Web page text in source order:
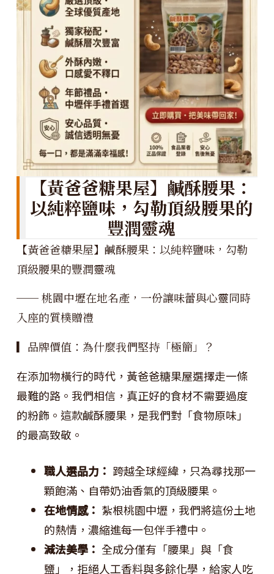
【黃爸爸糖果屋】鹹酥腰果：
以純粹鹽味，勾勒頂級腰果的
豐潤靈魂
【黃爸爸糖果屋】鹹酥腰果：以純粹鹽味，勾勒
頂級腰果的豐潤靈魂
── 桃園中壢在地名產，一份讓味蕾與心靈同時
入座的質樸贈禮
▎品牌價值：為什麼我們堅持「極簡」？
在添加物橫行的時代，黃爸爸糖果屋選擇走一條
最難的路。我們相信，真正好的食材不需要過度
的粉飾。這款鹹酥腰果，是我們對「食物原味」
的最高致敬。
職人選品力： 跨越全球經緯，只為尋找那一
顆飽滿、自帶奶油香氣的頂級腰果。
在地情感： 紮根桃園中壢，我們將這份土地
的熱情，濃縮進每一包伴手禮中。
減法美學： 全成分僅有「腰果」與「食
鹽」，拒絕人工香料與多餘化學，給家人吃